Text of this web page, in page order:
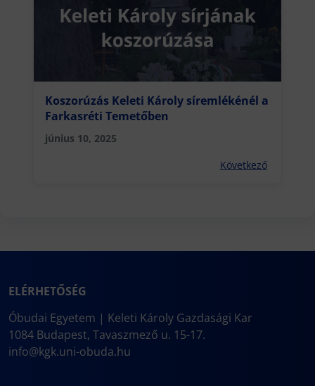
Koszorúzás Keleti Károly síremlékénél a
Farkasréti Temetőben
június 10, 2025
Következő
ELÉRHETŐSÉG
Óbudai Egyetem | Keleti Károly Gazdasági Kar
1084 Budapest, Tavaszmező u. 15-17.
info@kgk.uni-obuda.hu